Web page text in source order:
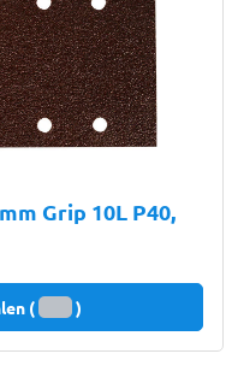
Grip 10L P40,
( )